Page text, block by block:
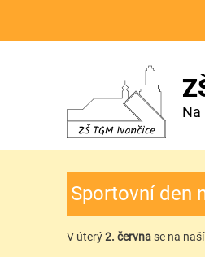
Na
Sportovní den
V úterý2. červnase na